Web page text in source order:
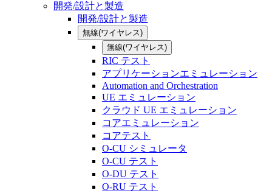
開発/設計と製造
開発/設計と製造
無線(ワイヤレス)
無線(ワイヤレス)
RIC テスト
アプリケーションエミュレーション
Automation and Orchestration
UE エミュレーション
クラウド UE エミュレーション
コアエミュレーション
コアテスト
O-CU シミュレータ
O-CU テスト
O-DU テスト
O-RU テスト